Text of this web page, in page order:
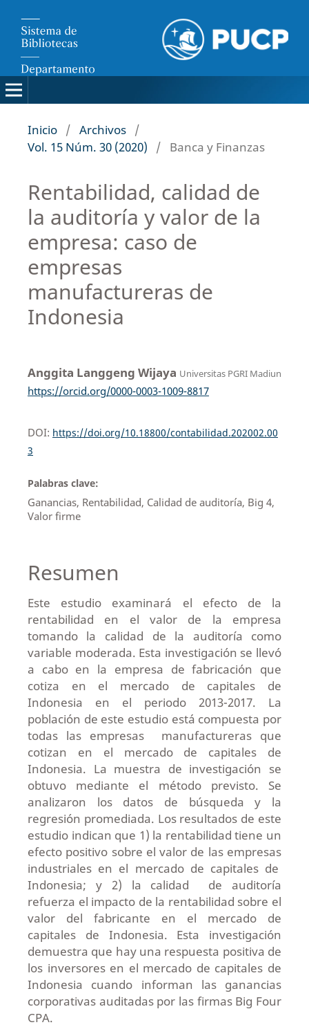
Inicio / Archivos /
Vol. 15 Núm. 30 (2020)
/ Banca y Finanzas
Rentabilidad, calidad de
la auditoría y valor de la
empresa: caso de
empresas
manufactureras de
Indonesia
Anggita Langgeng Wijaya Universitas PGRI Madiun
https://orcid.org/0000-0003-1009-8817
DOI: https://doi.org/10.18800/contabilidad.202002.00
3
Palabras clave:
Ganancias, Rentabilidad, Calidad de auditoría, Big 4,
Valor firme
Resumen
Este estudio examinará el efecto de la
rentabilidad en el valor de la empresa
tomando la calidad de la auditoría como
variable moderada. Esta investigación se llevó
a cabo en la empresa de fabricación que
cotiza en el mercado de capitales de
Indonesia en el periodo 2013-2017. La
población de este estudio está compuesta por
todas las empresas manufactureras que
cotizan en el mercado de capitales de
Indonesia. La muestra de investigación se
obtuvo mediante el método previsto. Se
analizaron los datos de búsqueda y la
regresión promediada. Los resultados de este
estudio indican que 1) la rentabilidad tiene un
efecto positivo sobre el valor de las empresas
industriales en el mercado de capitales de
Indonesia; y 2) la calidad de auditoría
refuerza el impacto de la rentabilidad sobre el
valor del fabricante en el mercado de
capitales de Indonesia. Esta investigación
demuestra que hay una respuesta positiva de
los inversores en el mercado de capitales de
Indonesia cuando informan las ganancias
corporativas auditadas por las firmas Big Four
CPA.